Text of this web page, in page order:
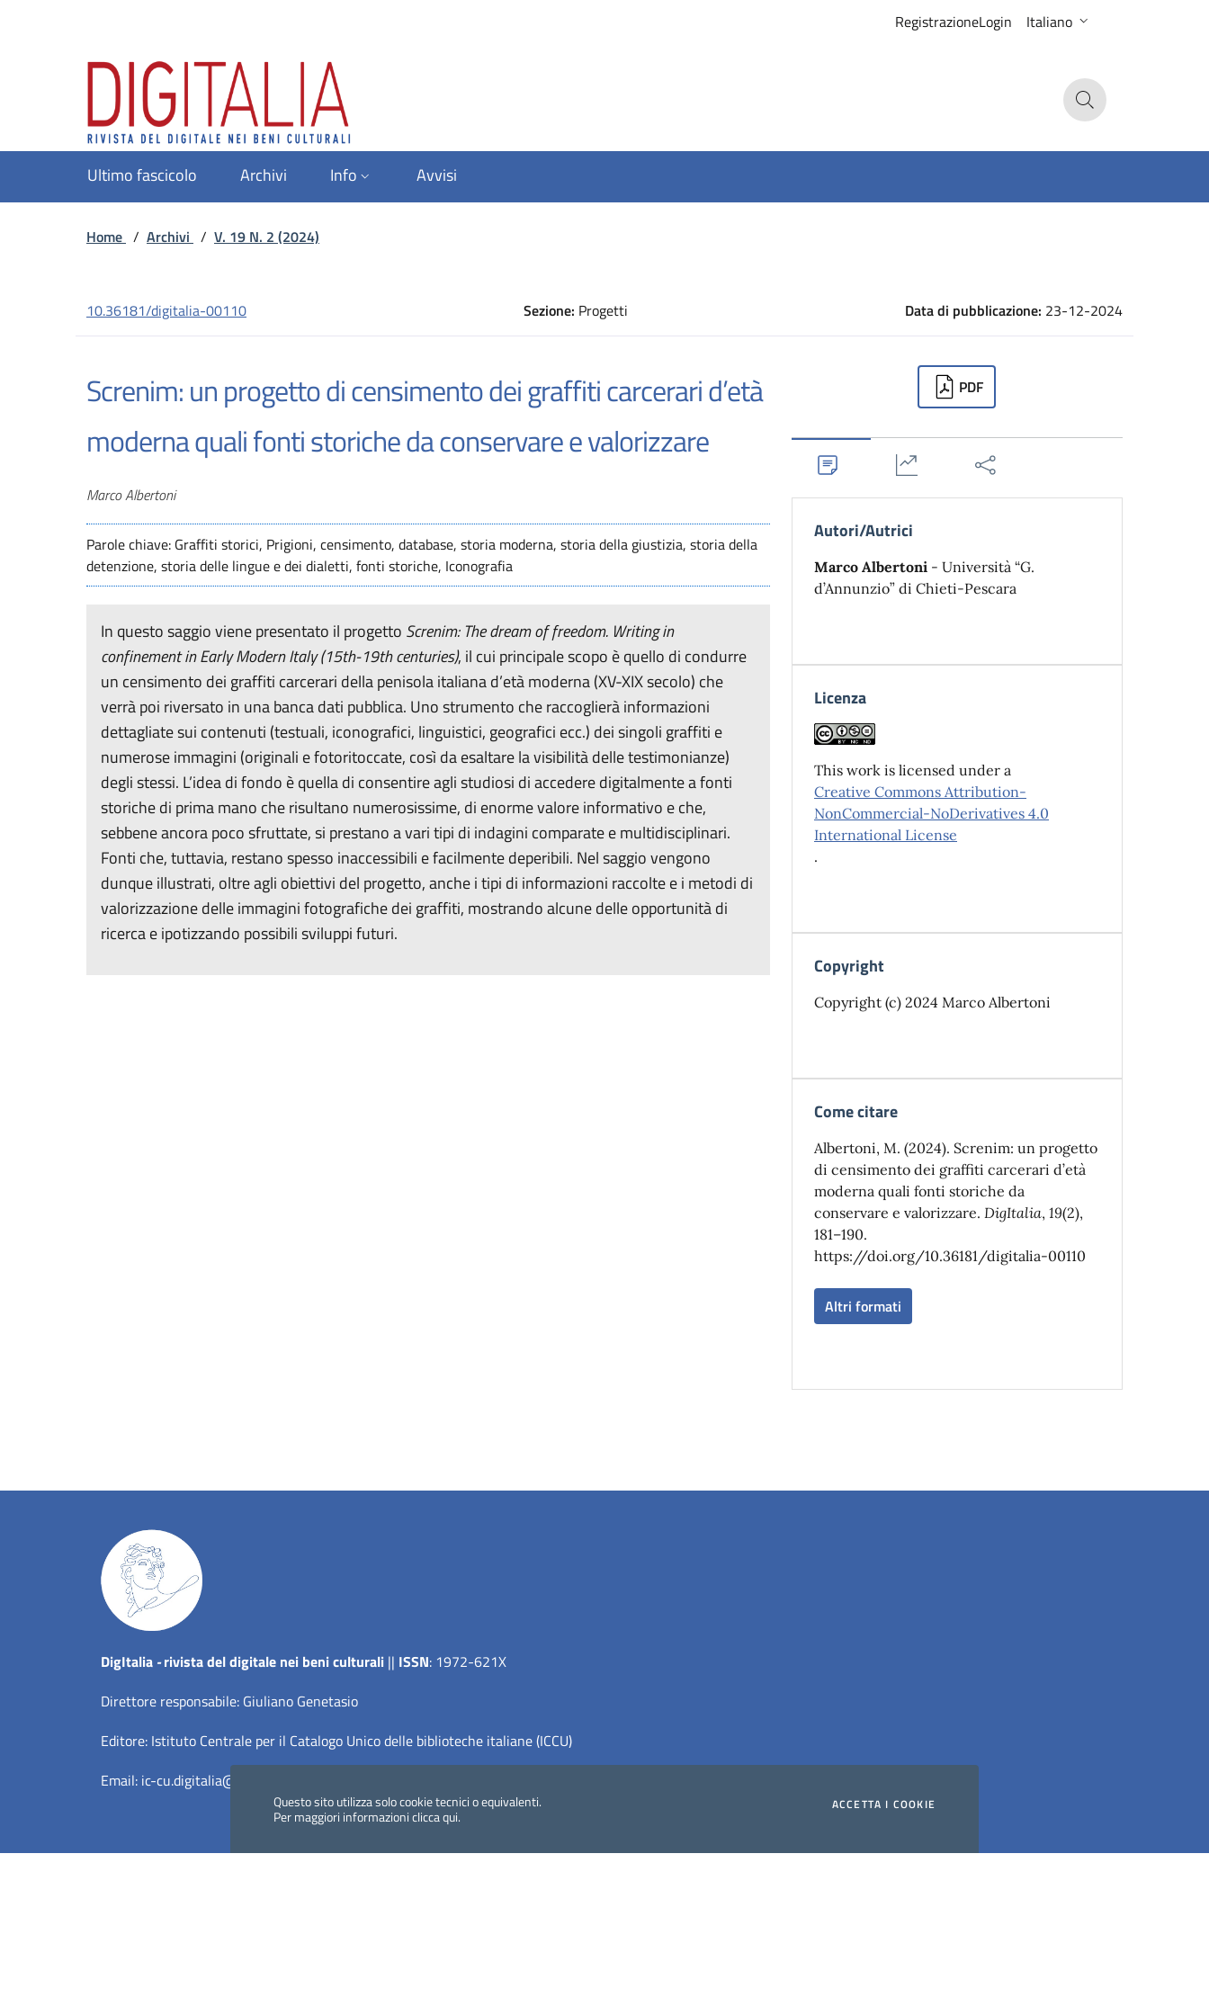
Questo sito utilizza solo cookie tecnici o equivalenti.
Per maggiori informazioniclicca qui.
ACCETTA I COOKIE
RegistrazioneLogin Italiano
Ultimo fascicolo Archivi Info Avvisi
Home / Archivi / V. 19 N. 2 (2024)
10.36181/digitalia-00110 Sezione: Progetti Data di pubblicazione: 23-12-2024
Screnim: un progetto di censimento dei graffiti carcerari d’età
moderna quali fonti storiche da conservare e valorizzare
Autori
Marco Albertoni
Parole chiave: Graffiti storici, Prigioni, censimento, database, storia moderna, storia della giustizia, storia della
detenzione, storia delle lingue e dei dialetti, fonti storiche, Iconografia
In questo saggio viene presentato il progetto Screnim: The dream of freedom. Writing in
confinement in Early Modern Italy (15th-19th centuries), il cui principale scopo è quello di condurre
un censimento dei graffiti carcerari della penisola italiana d’età moderna (XV-XIX secolo) che
verrà poi riversato in una banca dati pubblica. Uno strumento che raccoglierà informazioni
dettagliate sui contenuti (testuali, iconografici, linguistici, geografici ecc.) dei singoli graffiti e
numerose immagini (originali e fotoritoccate, così da esaltare la visibilità delle testimonianze)
degli stessi. L’idea di fondo è quella di consentire agli studiosi di accedere digitalmente a fonti
storiche di prima mano che risultano numerosissime, di enorme valore informativo e che,
sebbene ancora poco sfruttate, si prestano a vari tipi di indagini comparate e multidisciplinari.
Fonti che, tuttavia, restano spesso inaccessibili e facilmente deperibili. Nel saggio vengono
dunque illustrati, oltre agli obiettivi del progetto, anche i tipi di informazioni raccolte e i metodi di
valorizzazione delle immagini fotografiche dei graffiti, mostrando alcune delle opportunità di
ricerca e ipotizzando possibili sviluppi futuri.
PDF
Autori/Autrici
Marco Albertoni - Università “G.
d’Annunzio” di Chieti-Pescara
Licenza
This work is licensed under a
Creative Commons Attribution-
NonCommercial-NoDerivatives 4.0
International License
.
Copyright
Copyright (c) 2024 Marco Albertoni
Come citare
Albertoni, M. (2024). Screnim: un progetto
di censimento dei graffiti carcerari d’età
moderna quali fonti storiche da
conservare e valorizzare. DigItalia, 19(2),
181–190.
https://doi.org/10.36181/digitalia-00110
Altri formati
DigItalia -rivista del digitale nei beni culturali || ISSN: 1972-621X
Direttore responsabile: Giuliano Genetasio
Editore: Istituto Centrale per il Catalogo Unico delle biblioteche italiane (ICCU)
Email: ic-cu.digitalia@cultura.gov.it